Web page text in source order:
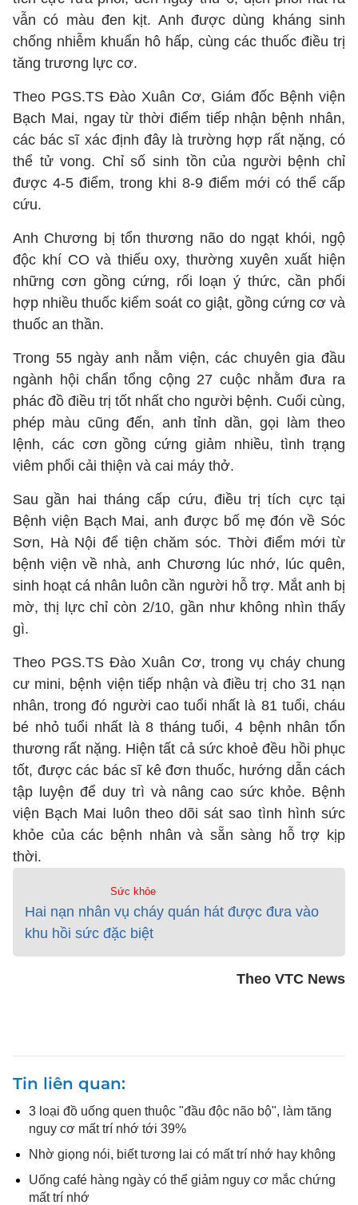
vẫn có màu đen kịt. Anh được dùng kháng sinh
chống nhiễm khuẩn hô hấp, cùng các thuốc điều trị
tăng trương lực cơ.
Theo PGS.TS Đào Xuân Cơ, Giám đốc Bệnh viện
Bạch Mai, ngay từ thời điểm tiếp nhận bệnh nhân,
các bác sĩ xác định đây là trường hợp rất nặng, có
thể tử vong. Chỉ số sinh tồn của người bệnh chỉ
được 4-5 điểm, trong khi 8-9 điểm mới có thể cấp
cứu.
Anh Chương bị tổn thương não do ngạt khói, ngộ
độc khí CO và thiếu oxy, thường xuyên xuất hiện
những cơn gồng cứng, rối loạn ý thức, cần phối
hợp nhiều thuốc kiểm soát co giật, gồng cứng cơ và
thuốc an thần.
Trong 55 ngày anh nằm viện, các chuyên gia đầu
ngành hội chẩn tổng cộng 27 cuộc nhằm đưa ra
phác đồ điều trị tốt nhất cho người bệnh. Cuối cùng,
phép màu cũng đến, anh tỉnh dần, gọi làm theo
lệnh, các cơn gồng cứng giảm nhiều, tình trạng
viêm phổi cải thiện và cai máy thở.
Sau gần hai tháng cấp cứu, điều trị tích cực tại
Bệnh viện Bạch Mai, anh được bố mẹ đón về Sóc
Sơn, Hà Nội để tiện chăm sóc. Thời điểm mới từ
bệnh viện về nhà, anh Chương lúc nhớ, lúc quên,
sinh hoạt cá nhân luôn cần người hỗ trợ. Mắt anh bị
mờ, thị lực chỉ còn 2/10, gần như không nhìn thấy
gì.
Theo PGS.TS Đào Xuân Cơ, trong vụ cháy chung
cư mini, bệnh viện tiếp nhận và điều trị cho 31 nạn
nhân, trong đó người cao tuổi nhất là 81 tuổi, cháu
bé nhỏ tuổi nhất là 8 tháng tuổi, 4 bệnh nhân tổn
thương rất nặng. Hiện tất cả sức khoẻ đều hồi phục
tốt, được các bác sĩ kê đơn thuốc, hướng dẫn cách
tập luyện để duy trì và nâng cao sức khỏe. Bệnh
viện Bạch Mai luôn theo dõi sát sao tình hình sức
khỏe của các bệnh nhân và sẵn sàng hỗ trợ kịp
thời.
Sức khỏe
Hai nạn nhân vụ cháy quán hát được đưa vào
khu hồi sức đặc biệt
Theo VTC News
Tin liên quan
3 loại đồ uống quen thuộc "đầu độc não bộ", làm tăng
nguy cơ mất trí nhớ tới 39%
Nhờ giọng nói, biết tương lai có mất trí nhớ hay không
Uống café hàng ngày có thể giảm nguy cơ mắc chứng
mất trí nhớ